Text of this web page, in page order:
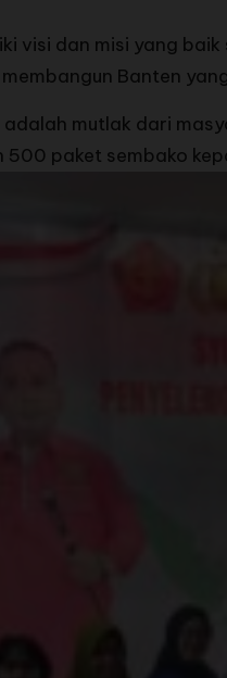
visi dan misi yang
Banten
mutlak dari
500 paket sembako